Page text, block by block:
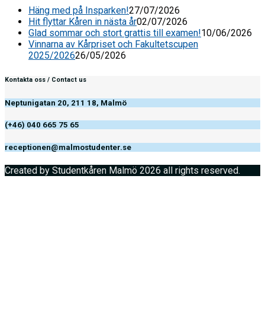
Häng med på Insparken!27/07/2026
Hit flyttar Kåren in nästa år02/07/2026
Glad sommar och stort grattis till examen!10/06/2026
Vinnarna av Kårpriset och Fakultetscupen
2025/202626/05/2026
Kontakta oss / Contact us
Neptunigatan 20, 211 18, Malmö
(+46) 040 665 75 65
receptionen@malmostudenter.se
Created by Studentkåren Malmö 2026 all rights reserved.